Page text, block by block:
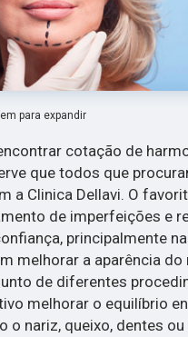
para expandir
cotação de
que todos que
a Clinica Dellavi. O
de imperfeições e
principalmente
melhorar a aparência
de diferentes
melhorar o equilíbrio
o nariz, queixo, dentes